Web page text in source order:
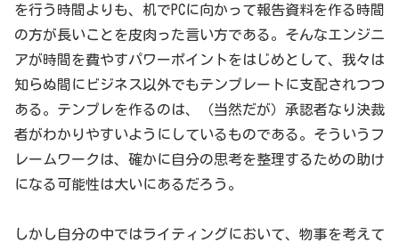
を行う時間よりも、机でPCに向かって報告資料を作る時間
の方が長いことを皮肉った言い方である。そんなエンジニ
アが時間を費やすパワーポイントをはじめとして、我々は
知らぬ間にビジネス以外でもテンプレートに支配されつつ
ある。テンプレを作るのは、（当然だが）承認者なり決裁
者がわかりやすいようにしているものである。そういうフ
レームワークは、確かに自分の思考を整理するための助け
になる可能性は大いにあるだろう。
しかし自分の中ではライティングにおいて、物事を考えて